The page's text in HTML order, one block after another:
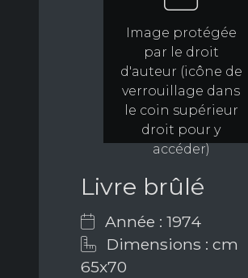
Image protégée
par le droit
d'auteur (icône de
verrouillage dans
le coin supérieur
droit pour y
accéder)
Livre brûlé
Année : 1974
Dimensions : cm
65x70